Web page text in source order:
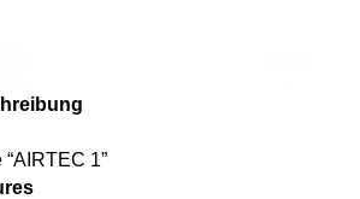
“AIRTEC 1”